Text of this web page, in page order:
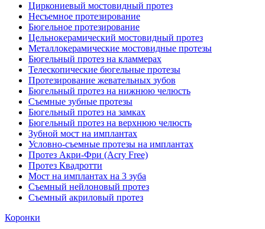
Циркониевый мостовидный протез
Несъемное протезирование
Бюгельное протезирование
Цельнокерамический мостовидный протез
Металлокерамические мостовидные протезы
Бюгельный протез на кламмерах
Телескопические бюгельные протезы
Протезирование жевательных зубов
Бюгельный протез на нижнюю челюсть
Съемные зубные протезы
Бюгельный протез на замках
Бюгельный протез на верхнюю челюсть
Зубной мост на имплантах
Условно-съемные протезы на имплантах
Протез Акри-Фри (Acry Free)
Протез Квадротти
Мост на имплантах на 3 зуба
Съемный нейлоновый протез
Съемный акриловый протез
Коронки